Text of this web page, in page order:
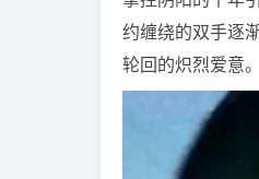
约缠绕的双手逐
轮回的炽烈爱意。